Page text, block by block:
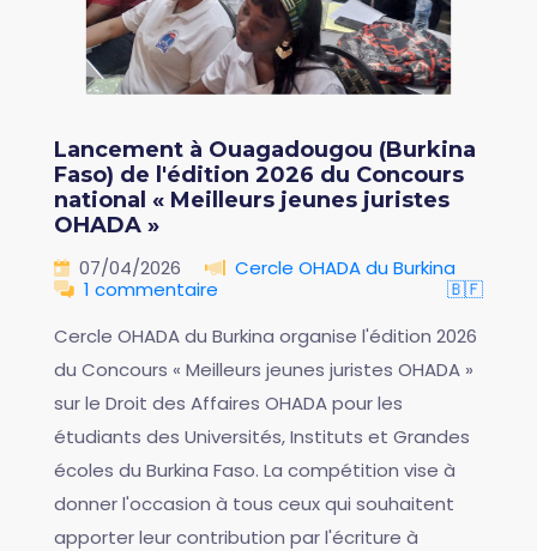
Lancement à Ouagadougou (Burkina
Faso) de l'édition 2026 du Concours
national « Meilleurs jeunes juristes
OHADA »
07/04/2026
Cercle OHADA du Burkina
1 commentaire
🇧🇫
Cercle OHADA du Burkina organise l'édition 2026
du Concours « Meilleurs jeunes juristes OHADA »
sur le Droit des Affaires OHADA pour les
étudiants des Universités, Instituts et Grandes
écoles du Burkina Faso. La compétition vise à
donner l'occasion à tous ceux qui souhaitent
apporter leur contribution par l'écriture à